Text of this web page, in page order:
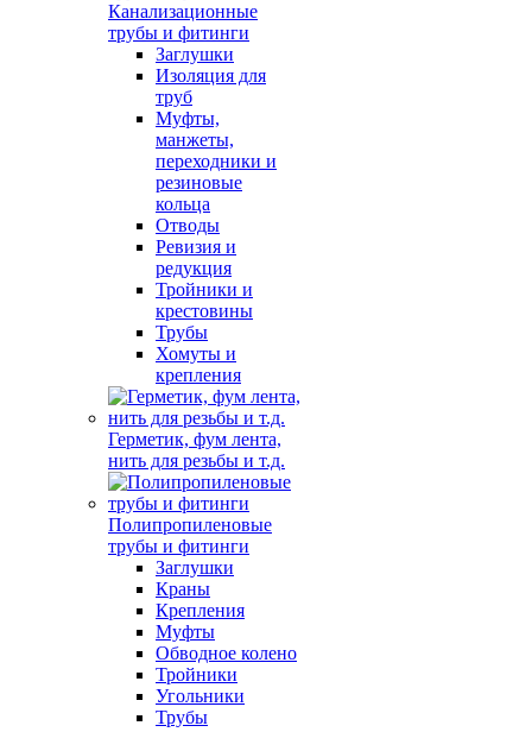
Канализационные
трубы и фитинги
Заглушки
Изоляция для
труб
Муфты,
манжеты,
переходники и
резиновые
кольца
Отводы
Ревизия и
редукция
Тройники и
крестовины
Трубы
Хомуты и
крепления
Герметик, фум лента,
нить для резьбы и т.д.
Полипропиленовые
трубы и фитинги
Заглушки
Краны
Крепления
Муфты
Обводное колено
Тройники
Угольники
Трубы